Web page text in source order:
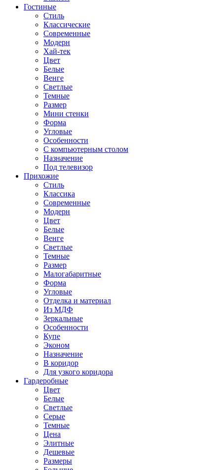
Гостиные
Стиль
Классические
Современные
Модерн
Хай-тек
Цвет
Белые
Венге
Светлые
Темные
Размер
Мини стенки
Форма
Угловые
Особенности
С компьютерным столом
Назначение
Под телевизор
Прихожие
Стиль
Классика
Современные
Модерн
Цвет
Белые
Венге
Светлые
Темные
Размер
Малогабаритные
Форма
Угловые
Отделка и материал
Из МДФ
Зеркальные
Особенности
Купе
Эконом
Назначение
В коридор
Для узкого коридора
Гардеробные
Цвет
Белые
Светлые
Серые
Темные
Цена
Элитные
Дешевые
Размеры